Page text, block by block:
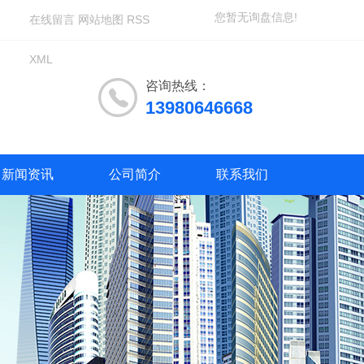
您暂无询盘信息!
在线留言 网站地图 RSS
XML
咨询热线：
13980646668
新闻资讯 公司简介 联系我们